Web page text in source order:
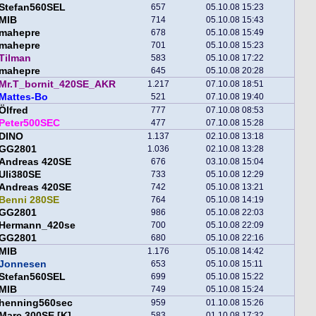
657 05.10.08 15:23
714 05.10.08 15:43
678 05.10.08 15:49
701 05.10.08 15:23
583 05.10.08 17:22
645 05.10.08 20:28
1.217 07.10.08 18:51
Bo 521 07.10.08 19:40
777 07.10.08 08:53
477 07.10.08 15:28
1.137 02.10.08 13:18
1.036 02.10.08 13:28
420SE 676 03.10.08 15:04
733 05.10.08 12:29
420SE 742 05.10.08 13:21
280SE 764 05.10.08 14:19
986 05.10.08 22:03
700 05.10.08 22:09
680 05.10.08 22:16
1.176 05.10.08 14:42
653 05.10.08 15:11
699 05.10.08 15:22
749 05.10.08 15:24
959 01.10.08 15:26